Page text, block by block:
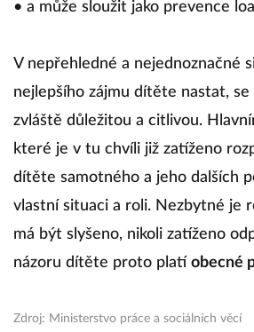
• a může sloužit jako prevence
V nepřehledné a nejednoznačné
nejlepšího zájmu dítěte nastat,
zvláště důležitou a citlivou.
které je v tu chvíli již zatíženo
dítěte samotného a jeho dalších
vlastní situaci a roli. Nezbytné je
má být slyšeno, nikoli zatíženo
názoru dítěte proto platí obecné
Zdroj: Ministerstvo práce a sociálních věcí